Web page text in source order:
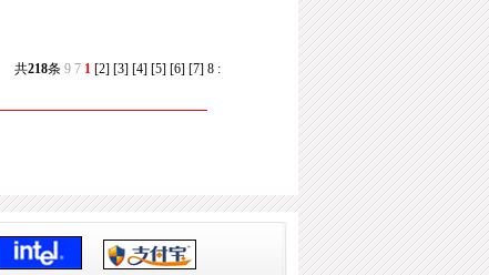
共218条 9 7 1 [2] [3] [4] [5] [6] [7] 8 :